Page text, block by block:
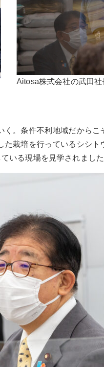
Aitosa株式会社の武田社
。条件不利地域だから
栽培を行っているシシ
いる現場を見学されました